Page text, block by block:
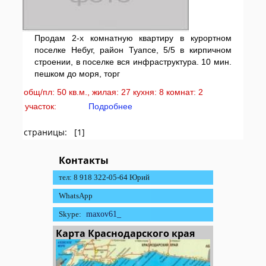
Продам 2-х комнатную квартиру в курортном
поселке Небуг, район Туапсе, 5/5 в кирпичном
строении, в поселке вся инфраструктура. 10 мин.
пешком до моря, торг
общ/пл: 50 кв.м., жилая: 27 кухня: 8 комнат: 2
участок:
Подробнее
страницы: [1]
Контакты
тел: 8 918 322-05-64 Юрий
WhatsApp
Skype: maxov61_
Карта Краснодарского края